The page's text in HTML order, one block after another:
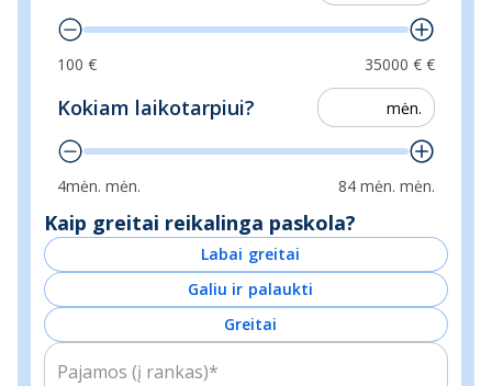
100 35000 €
Kokiam laikotarpiui?
4mėn. 84 mėn.
Kaip greitai reikalinga paskola?
Labai greitai
Galiu ir palaukti
Greitai
Pajamos (į rankas)*